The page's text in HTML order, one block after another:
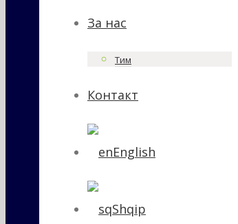
За нас
Тим
Контакт
English
Shqip